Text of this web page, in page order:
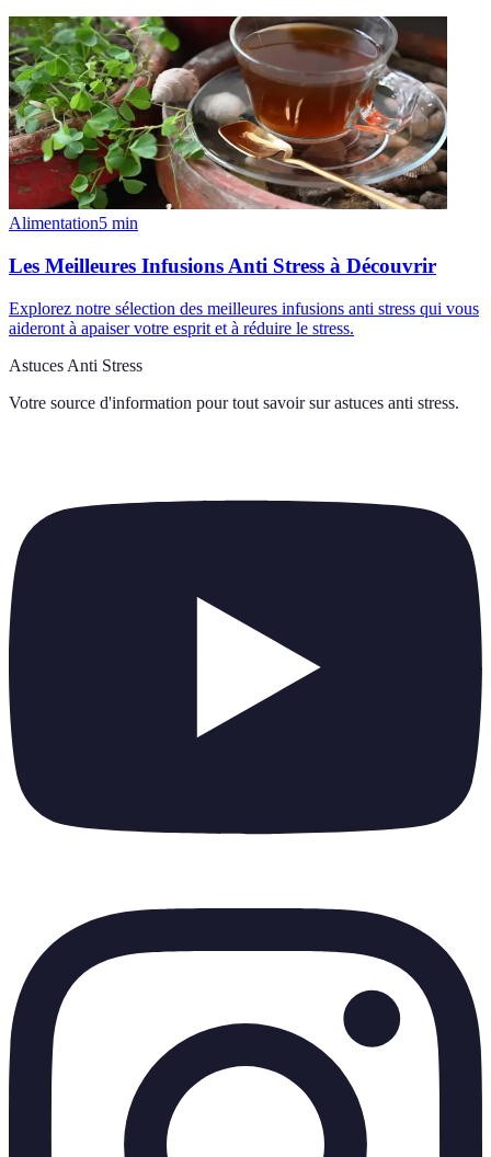
Alimentation5 min
Les Meilleures Infusions Anti Stress à Découvrir
Explorez notre sélection des meilleures infusions anti stress qui vous
aideront à apaiser votre esprit et à réduire le stress.
Astuces Anti Stress
Votre source d'information pour tout savoir sur astuces anti stress.